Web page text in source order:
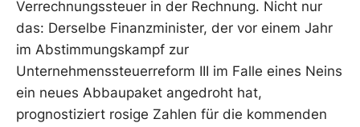
Verrechnungssteuer in der Rechnung. Nicht nur
das: Derselbe Finanzminister, der vor einem Jahr
im Abstimmungskampf zur
Unternehmenssteuerreform III im Falle eines Neins
ein neues Abbaupaket angedroht hat,
prognostiziert rosige Zahlen für die kommenden